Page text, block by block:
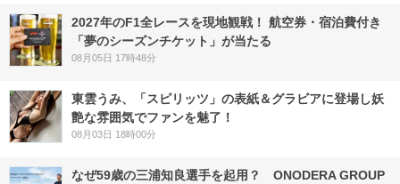
2027年のF1全レースを現地観戦！ 航空券・宿泊費付き
「夢のシーズンチケット」が当たる
08月05日 17時48分
東雲うみ、「スピリッツ」の表紙＆グラビアに登場し妖
艶な雰囲気でファンを魅了！
08月03日 18時00分
なぜ59歳の三浦知良選手を起用？ ONODERA GROUP